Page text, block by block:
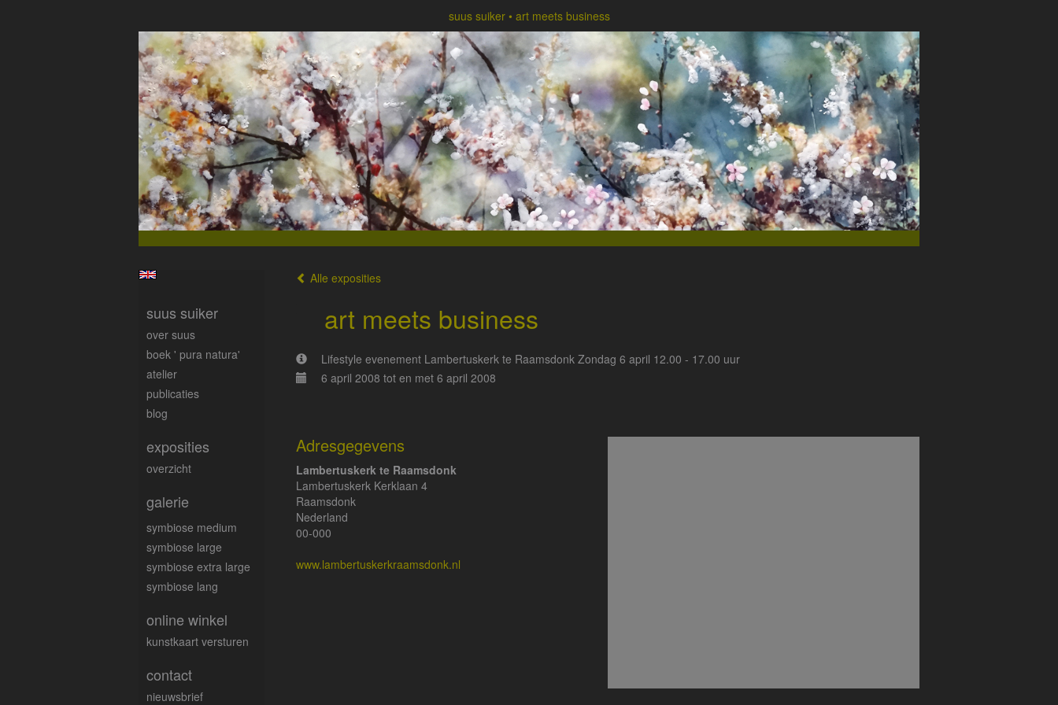
suus suiker art meets business
Alle exposities
art meets business
Lifestyle evenement Lambertuskerk te Raamsdonk Zondag 6 april 12.00 - 17.00 uur
6 april 2008 tot en met 6 april 2008
Adresgegevens
Lambertuskerk te Raamsdonk
Lambertuskerk Kerklaan 4
Raamsdonk
Nederland
00-000
www.lambertuskerkraamsdonk.nl
suus suiker
over suus
boek ' pura natura'
atelier
publicaties
blog
exposities
overzicht
galerie
symbiose medium
symbiose large
symbiose extra large
symbiose lang
online winkel
kunstkaart versturen
contact
nieuwsbrief